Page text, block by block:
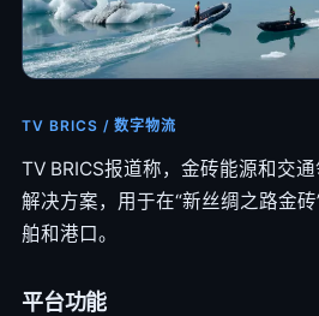
TV BRICS / 数字物流
TV BRICS报道称，金砖能源和交
解决方案，用于在“新丝绸之路金
舶和港口。
平台功能